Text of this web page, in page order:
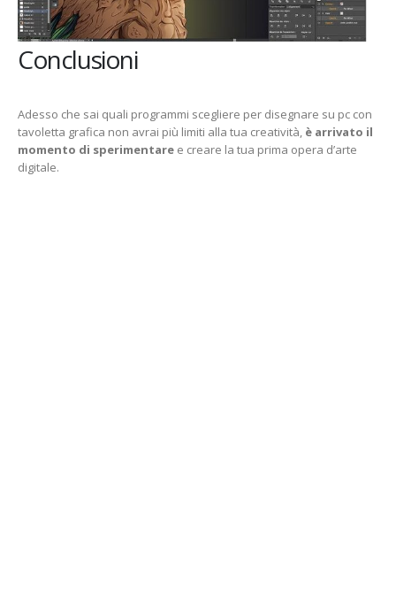
Conclusioni
Adesso che sai quali programmi scegliere per disegnare su pc con
tavoletta grafica non avrai più limiti alla tua creatività, è arrivato il
momento di sperimentare e creare la tua prima opera d’arte
digitale.